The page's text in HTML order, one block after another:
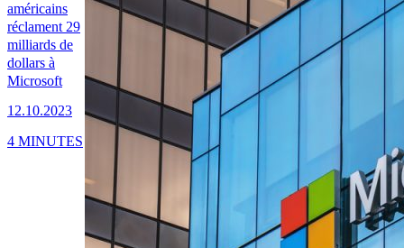
américains
réclament 29
milliards de
dollars à
Microsoft
12.10.2023
4 MINUTES